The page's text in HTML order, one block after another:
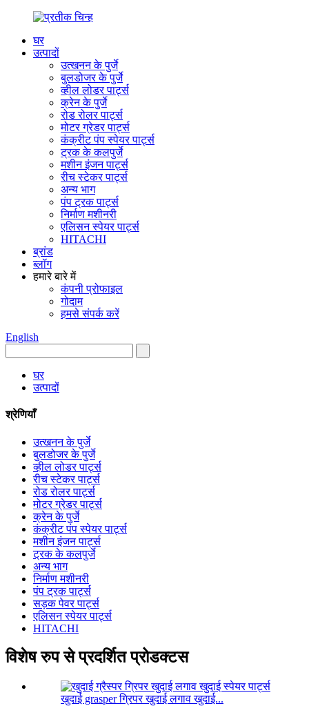
घर
उत्पादों
उत्खनन के पुर्जे
बुलडोजर के पुर्जे
व्हील लोडर पार्ट्स
क्रेन के पुर्जे
रोड रोलर पार्ट्स
मोटर ग्रेडर पार्ट्स
कंक्रीट पंप स्पेयर पार्ट्स
ट्रक के कलपुर्जे
मशीन इंजन पार्ट्स
रीच स्टेकर पार्ट्स
अन्य भाग
पंप ट्रक पार्ट्स
निर्माण मशीनरी
एलिसन स्पेयर पार्ट्स
HITACHI
ब्रांड
ब्लॉग
हमारे बारे में
कंपनी प्रोफाइल
गोदाम
हमसे संपर्क करें
English
घर
उत्पादों
श्रेणियाँ
उत्खनन के पुर्जे
बुलडोजर के पुर्जे
व्हील लोडर पार्ट्स
रीच स्टेकर पार्ट्स
रोड रोलर पार्ट्स
मोटर ग्रेडर पार्ट्स
क्रेन के पुर्जे
कंक्रीट पंप स्पेयर पार्ट्स
मशीन इंजन पार्ट्स
ट्रक के कलपुर्जे
अन्य भाग
निर्माण मशीनरी
पंप ट्रक पार्ट्स
सड़क पेवर पार्ट्स
एलिसन स्पेयर पार्ट्स
HITACHI
विशेष रुप से प्रदर्शित प्रोडक्टस
खुदाई grasper ग्रिपर खुदाई लगाव खुदाई...